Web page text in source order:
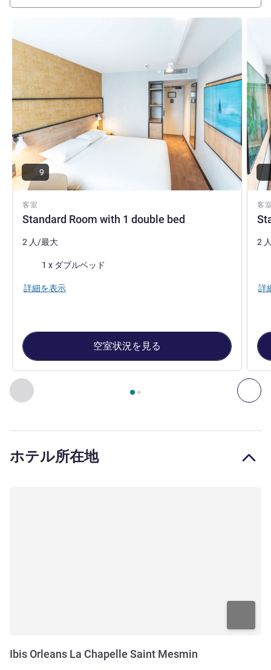
前に戻る - 客室 次
2ページ中 , 客室 1 : Standard Room with 1 double
客室
Standard Room with 1 double bed
9
2 人/最大
1 x ダブルベッド
詳細を表示
空室状況を見る
客
2
詳
ホテル所在地
Ibis Orleans La Chapelle Saint Mesmin